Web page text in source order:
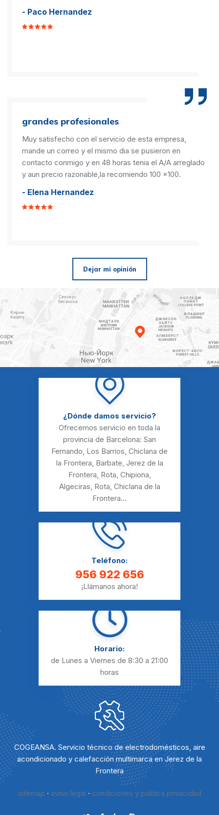
- Paco Hernandez
grandes profesionales
Muy satisfecho con el servicio de esta empresa,
mande un correo y el mismo dia se pusieron en
contacto conmigo y en 48 horas tenia el A/A arreglado
y aun precio razonable,la recomiendo 100 x100.
- Elena Hernandez
Dejar mi opinión
¿Dónde damos servicio?
Ofrecemos servicio en toda la
provincia de Barcelona: San
Fernando, Los Barrios, Chiclana de
la Frontera, Barbate, Jerez de la
Frontera, Rota, Chipiona,
Algeciras, Rota, Chiclana de la
Frontera...
Teléfono:
956 922 656
¡Llámanos ahora!
Horario:
de Lunes a Viernes de 8:30 a 21:00
horas
COGEANSA. Servicio técnico de electrodomésticos, aire
acondicionado y calefacción multimarca en Jerez de la
Frontera
sitemap · aviso legal · condiciones y politica privacidad